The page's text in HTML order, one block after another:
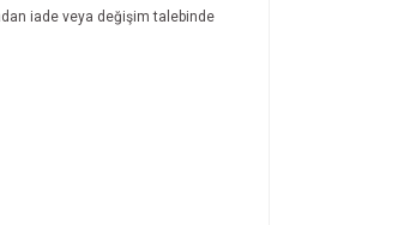
iade veya değişim talebinde